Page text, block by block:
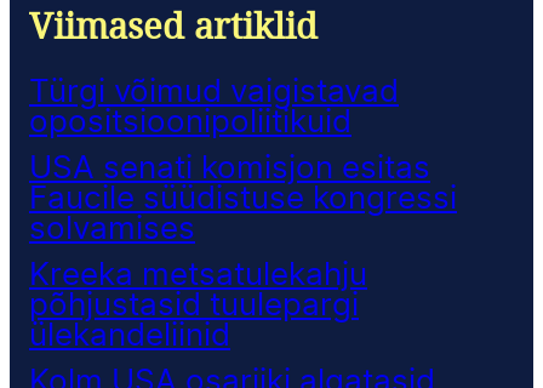
Viimased artiklid
Türgi võimud vaigistavad
opositsioonipoliitikuid
USA senati komisjon esitas
Faucile süüdistuse kongressi
solvamises
Kreeka metsatulekahju
põhjustasid tuulepargi
ülekandeliinid